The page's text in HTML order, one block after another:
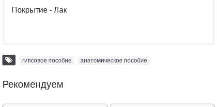
Покрытие - Лак
гипсовое пособие анатомическое пособие
Рекомендуем